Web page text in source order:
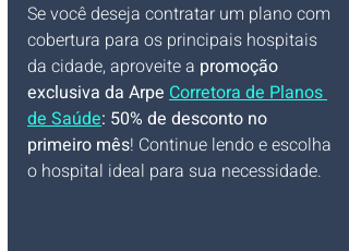
Se você deseja contratar um plano com
cobertura para os principais hospitais
da cidade, aproveite a promoção
exclusiva da Arpe Corretora de Planos
de Saúde: 50% de desconto no
primeiro mês! Continue lendo e escolha
o hospital ideal para sua necessidade.